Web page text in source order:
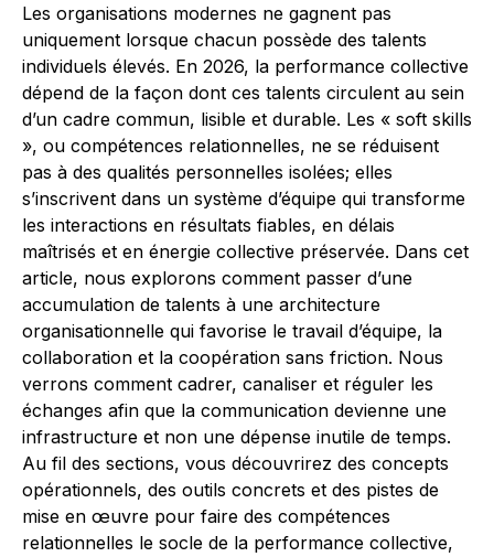
Les organisations modernes ne gagnent pas
uniquement lorsque chacun possède des talents
individuels élevés. En 2026, la performance collective
dépend de la façon dont ces talents circulent au sein
d’un cadre commun, lisible et durable. Les « soft skills
», ou compétences relationnelles, ne se réduisent
pas à des qualités personnelles isolées; elles
s’inscrivent dans un système d’équipe qui transforme
les interactions en résultats fiables, en délais
maîtrisés et en énergie collective préservée. Dans cet
article, nous explorons comment passer d’une
accumulation de talents à une architecture
organisationnelle qui favorise le travail d’équipe, la
collaboration et la coopération sans friction. Nous
verrons comment cadrer, canaliser et réguler les
échanges afin que la communication devienne une
infrastructure et non une dépense inutile de temps.
Au fil des sections, vous découvrirez des concepts
opérationnels, des outils concrets et des pistes de
mise en œuvre pour faire des compétences
relationnelles le socle de la performance collective,